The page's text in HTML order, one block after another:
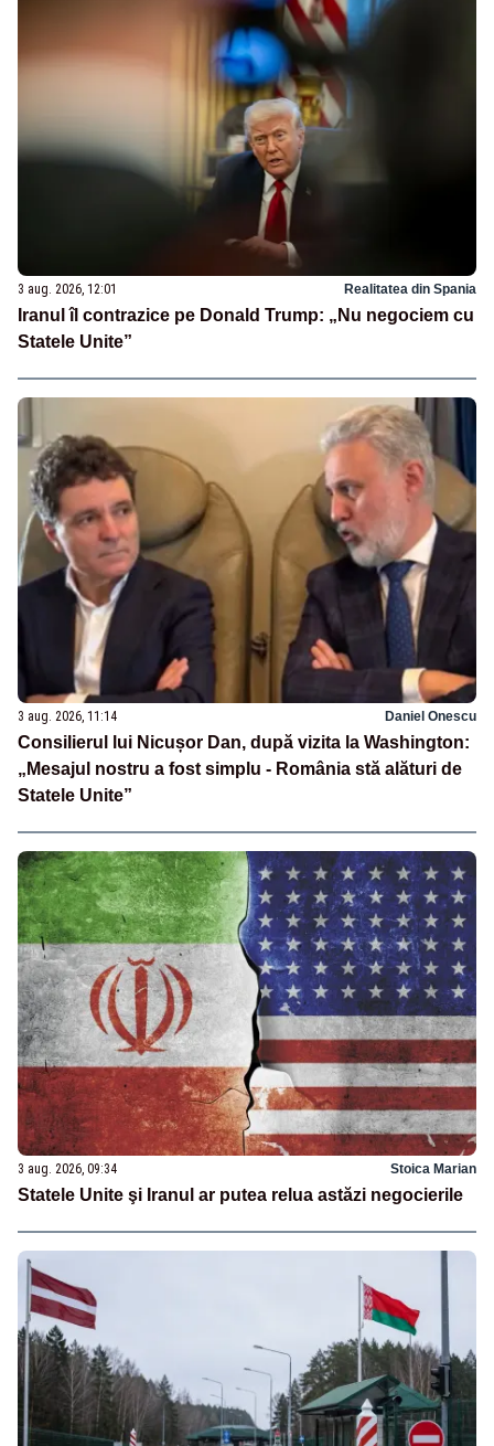
3 aug. 2026, 12:01 Realitatea din Spania
Iranul îl contrazice pe Donald Trump: „Nu negociem cu
Statele Unite”
3 aug. 2026, 11:14 Daniel Onescu
Consilierul lui Nicușor Dan, după vizita la Washington:
„Mesajul nostru a fost simplu - România stă alături de
Statele Unite”
3 aug. 2026, 09:34 Stoica Marian
Statele Unite şi Iranul ar putea relua astăzi negocierile